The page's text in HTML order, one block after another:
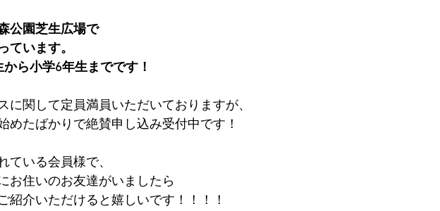
公園芝生広場で
ています。
ら小学6年生までです！
に関して定員満員いただいておりますが、
めたばかりで絶賛申し込み受付中です！
ている会員様で、
お住いのお友達がいましたら
紹介いただけると嬉しいです！！！！